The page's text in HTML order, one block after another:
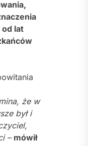
lat
że w
był i
– mówił